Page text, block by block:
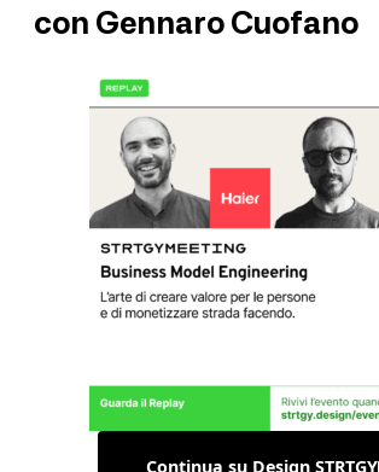
Continua su Design STRTGY
con Gennaro Cuofano